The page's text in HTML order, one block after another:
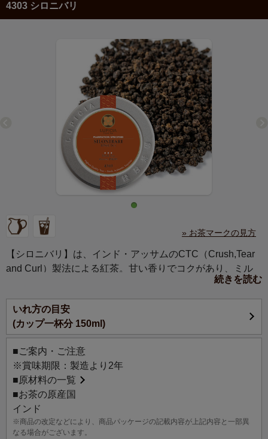
4303 シロニバリ
» お茶マークの見方
【シロニバリ】は、インド・アッサムのCTC（Crush,Tear
and Curl）製法による紅茶。甘い香りでコクがあり、ミル
クティーはもちろん、甘いチャイにも最適です。夏はスパ
イシーなお食事とともに、アイスチャイもお試しくださ
い。
※標高約240m 作付け面積734haアッサム州のLakhimpur北
部の地区に位置する。
続きを読む
いれ方の目安
(カップ一杯分 150ml)
■ご案内・ご注意
※賞味期限：製造より2年
■原材料の一覧
■お茶の原産国
インド
※商品の改定などにより、商品パッケージの記載内容が上記内容と一部異
なる場合がございます。